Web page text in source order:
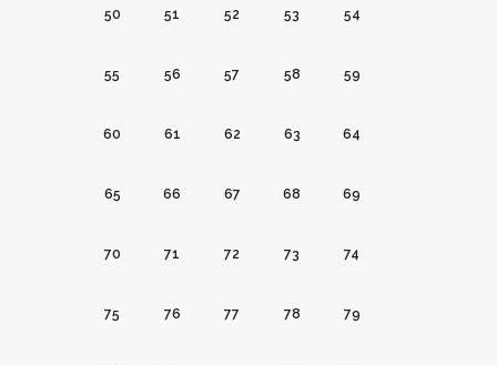
50 51 52 53 54
55 56 57 58 59
60 61 62 63 64
65 66 67 68 69
70 71 72 73 74
75 76 77 78 79